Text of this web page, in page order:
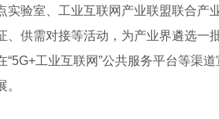
实验室、工业互联网产业联盟联合产
、供需对接等活动，为产业界遴选一
“5G+工业互联网”公共服务平台等渠
。